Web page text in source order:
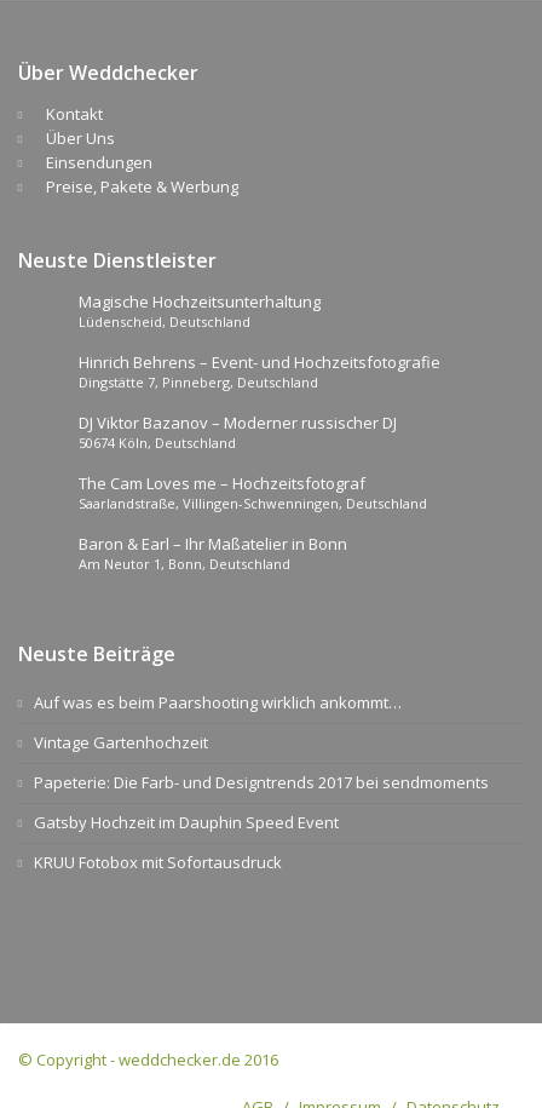
Über Weddchecker
Kontakt
Über Uns
Einsendungen
Preise, Pakete & Werbung
Neuste Dienstleister
Magische Hochzeitsunterhaltung
Lüdenscheid, Deutschland
Hinrich Behrens – Event- und Hochzeitsfotografie
Dingstätte 7, Pinneberg, Deutschland
DJ Viktor Bazanov – Moderner russischer DJ
50674 Köln, Deutschland
The Cam Loves me – Hochzeitsfotograf
Saarlandstraße, Villingen-Schwenningen, Deutschland
Baron & Earl – Ihr Maßatelier in Bonn
Am Neutor 1, Bonn, Deutschland
Neuste Beiträge
Auf was es beim Paarshooting wirklich ankommt…
Vintage Gartenhochzeit
Papeterie: Die Farb- und Designtrends 2017 bei sendmoments
Gatsby Hochzeit im Dauphin Speed Event
KRUU Fotobox mit Sofortausdruck
© Copyright - weddchecker.de 2016